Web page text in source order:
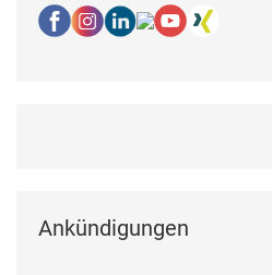
Ankündigungen